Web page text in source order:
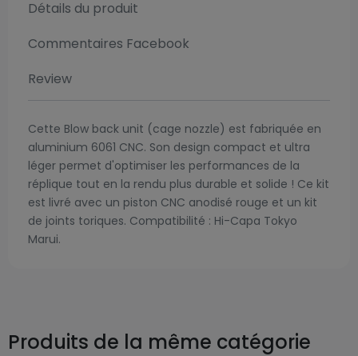
Détails du produit
Commentaires Facebook
Review
Cette Blow back unit (cage nozzle) est fabriquée en
aluminium 6061 CNC. Son design compact et ultra
léger permet d'optimiser les performances de la
réplique tout en la rendu plus durable et solide ! Ce kit
est livré avec un piston CNC anodisé rouge et un kit
de joints toriques. Compatibilité : Hi-Capa Tokyo
Marui.
Produits de la même catégorie